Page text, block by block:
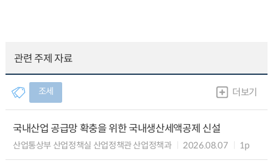
관련 주제 자료
조세 더보기
국내산업 공급망 확충을 위한 국내생산세액공제 신설
산업통상부 산업정책실 산업정책관 산업정책과 2026.08.07 1p